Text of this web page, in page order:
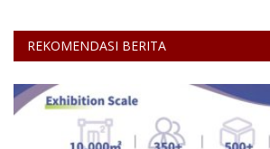
REKOMENDASI BERITA